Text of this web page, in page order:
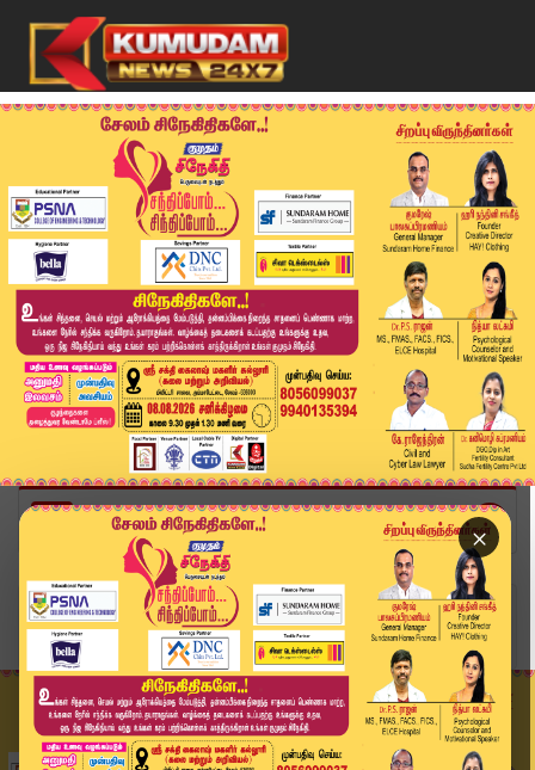
×
Home
வீடியோ ஸ்டோரி
Power Loom Owners Protest | விசைத்தறி உரிமையாளர...